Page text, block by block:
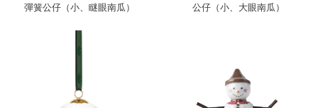
彈簧公仔（小、瞇眼南瓜）
公仔（小、大眼南瓜）